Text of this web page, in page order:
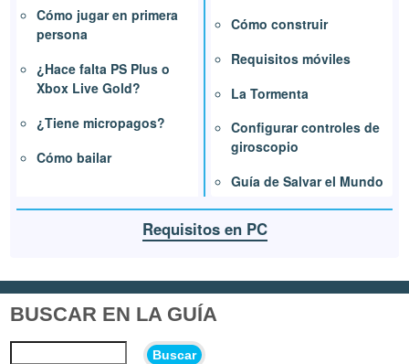
Cómo jugar en primera
persona
¿Hace falta PS Plus o
Xbox Live Gold?
¿Tiene micropagos?
Cómo bailar
Cómo construir
Requisitos móviles
La Tormenta
Configurar controles de
giroscopio
Guía de Salvar el Mundo
Requisitos en PC
BUSCAR EN LA GUÍA
Buscar